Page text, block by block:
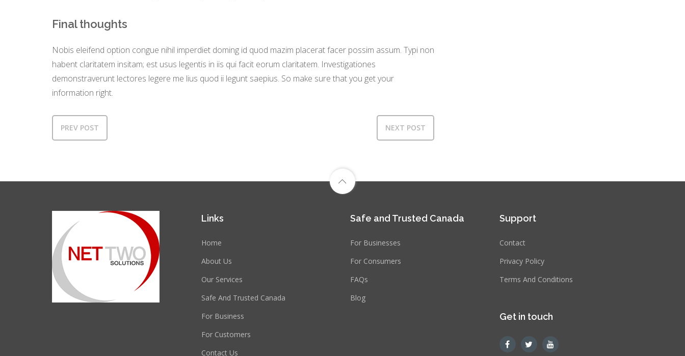
Final thoughts
Nobis eleifend option congue nihil imperdiet doming id quod mazim placerat facer possim assum. Typi non
habent claritatem insitam; est usus legentis in iis qui facit eorum claritatem. Investigationes
demonstraverunt lectores legere me lius quod ii legunt saepius. So make sure that you get your
information right.
PREV POST NEXT POST
Links
Home
About Us
Our Services
Safe And Trusted Canada
For Business
For Customers
Contact Us
Safe and Trusted Canada
For Businesses
For Consumers
FAQs
Blog
Support
Contact
Privacy Policy
Terms And Conditions
Get in touch